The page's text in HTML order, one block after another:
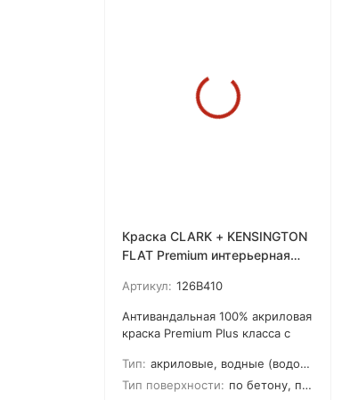
Краска CLARK + KENSINGTON
FLAT Premium интерьерная
керамическими
микрогранулами
Артикул: 126B410
Антивандальная 100% акриловая
краска Premium Plus класса с
улучшенной формулы и
революционной технологией
Тип: акриловые, водные (водоэмульсионные), латексные
Тип поверхности: по бетону, по дереву, по камню, по кирпичу, по штукатурке, для гипсокартона, для ДСП, для МДФ